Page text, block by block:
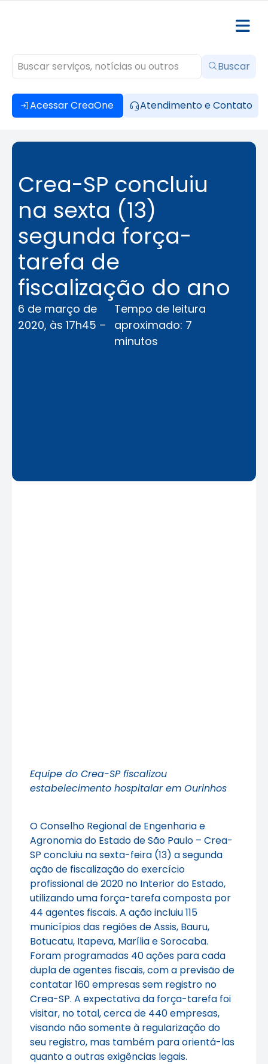
Acessar CreaOne Atendimento e Contato
Buscar
Crea-SP concluiu
na sexta (13)
segunda força-
tarefa de
fiscalização do ano
6 de março de
2020, às 17h45 –
Tempo de leitura
aproximado: 7
minutos
Equipe do Crea-SP fiscalizou
estabelecimento hospitalar em Ourinhos
O Conselho Regional de Engenharia e
Agronomia do Estado de São Paulo – Crea-
SP concluiu na sexta-feira (13) a segunda
ação de fiscalização do exercício
profissional de 2020 no Interior do Estado,
utilizando uma força-tarefa composta por
44 agentes fiscais. A ação incluiu 115
municípios das regiões de Assis, Bauru,
Botucatu, Itapeva, Marília e Sorocaba.
Foram programadas 40 ações para cada
dupla de agentes fiscais, com a previsão de
contatar 160 empresas sem registro no
Crea-SP. A expectativa da força-tarefa foi
visitar, no total, cerca de 440 empresas,
visando não somente à regularização do
seu registro, mas também para orientá-las
quanto a outras exigências legais.